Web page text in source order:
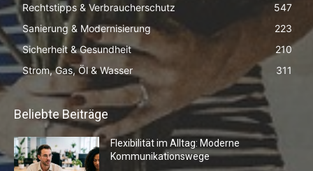
Rechtstipps & Verbraucherschutz
547
Sanierung & Modernisierung
223
Sicherheit & Gesundheit
210
Strom, Gas, Öl & Wasser
311
Beliebte Beiträge
Flexibilität im Alltag: Moderne
Kommunikationswege